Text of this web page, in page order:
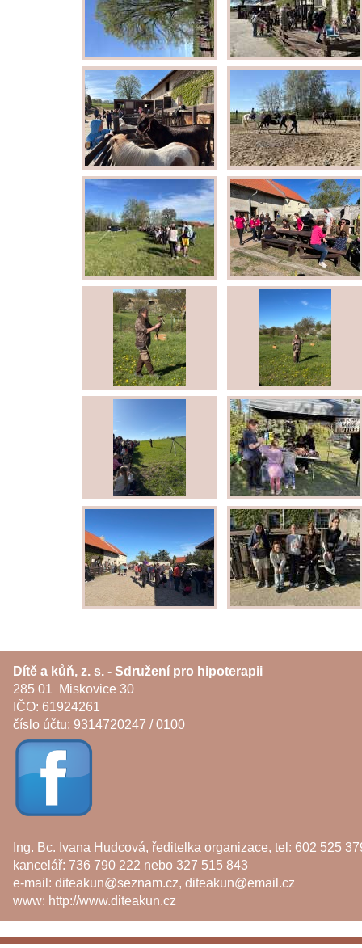
Dítě a kůň, z. s. - Sdružení pro hipoterapii
285 01 Miskovice 30
IČO: 61924261
číslo účtu: 9314720247 / 0100
Ing. Bc. Ivana Hudcová, ředitelka organizace, tel: 602 525
kancelář: 736 790 222 nebo 327 515 843
e-mail: diteakun@seznam.cz, diteakun@email.cz
www: http://www.diteakun.cz